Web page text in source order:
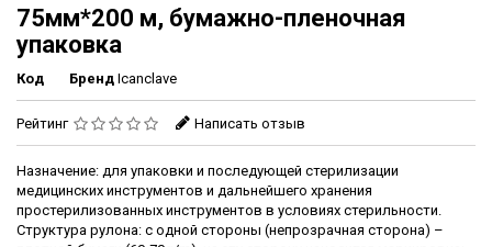
75мм*200 м, бумажно-пленочная
упаковка
Код Бренд Icanclave
Рейтинг Написать отзыв
Назначение: для упаковки и последующей стерилизации
медицинских инструментов и дальнейшего хранения
простерилизованных инструментов в условиях стерильности.
Структура рулона: с одной стороны (непрозрачная сторона) –